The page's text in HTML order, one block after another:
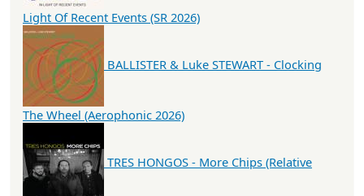
Light Of Recent Events (SR 2026)
BALLISTER & Luke STEWART - Clocking
The Wheel (Aerophonic 2026)
TRES HONGOS - More Chips (Relative